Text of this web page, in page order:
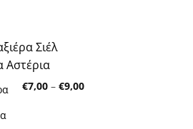
στην λίστα
€7,00 – €9,00Price